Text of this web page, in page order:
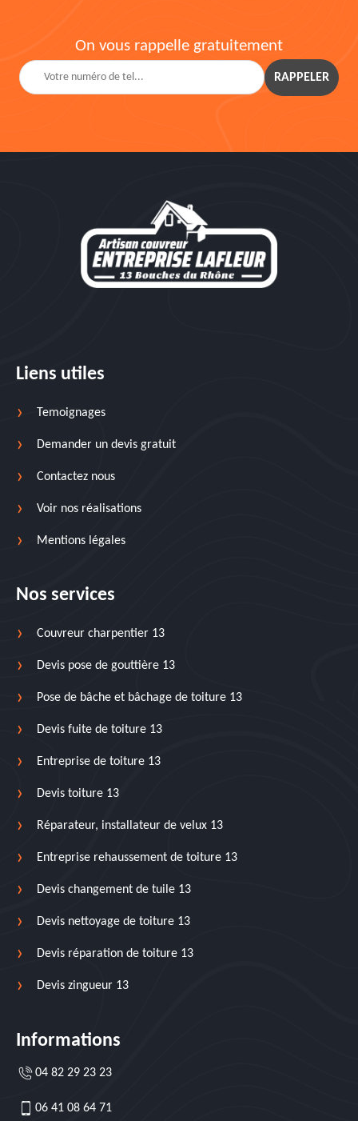
On vous rappelle gratuitement
Liens utiles
Temoignages
Demander un devis gratuit
Contactez nous
Voir nos réalisations
Mentions légales
Nos services
Couvreur charpentier 13
Devis pose de gouttière 13
Pose de bâche et bâchage de toiture 13
Devis fuite de toiture 13
Entreprise de toiture 13
Devis toiture 13
Réparateur, installateur de velux 13
Entreprise rehaussement de toiture 13
Devis changement de tuile 13
Devis nettoyage de toiture 13
Devis réparation de toiture 13
Devis zingueur 13
Informations
04 82 29 23 23
06 41 08 64 71